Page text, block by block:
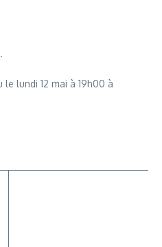
lundi 12 mai à 19h00 à